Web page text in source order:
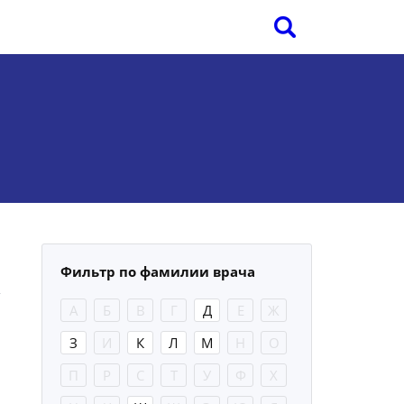
Фильтр по фамилии врача
А Б В Г Д Е
Ж
З
И К Л М Н
О
П
Р С Т У Ф
Х